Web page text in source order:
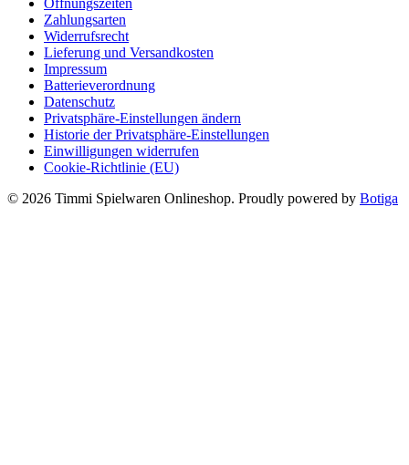
Zahlungsarten
Widerrufsrecht
Lieferung und Versandkosten
Impressum
Batterieverordnung
Datenschutz
Privatsphäre-Einstellungen ändern
Historie der Privatsphäre-Einstellungen
Einwilligungen widerrufen
Cookie-Richtlinie (EU)
© 2026 Timmi Spielwaren Onlineshop. Proudly powered by Botiga